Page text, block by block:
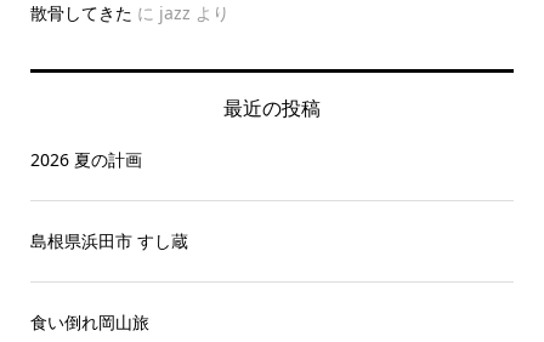
散骨してきた に jazz より
最近の投稿
2026 夏の計画
島根県浜田市 すし蔵
食い倒れ岡山旅